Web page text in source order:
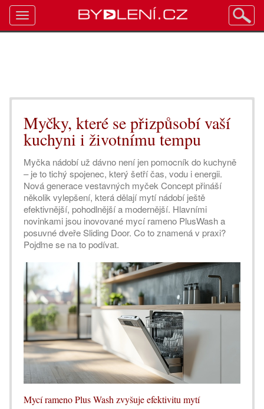
Myčky, které se přizpůsobí vaší
kuchyni i životnímu tempu
Myčka nádobí už dávno není jen pomocník do kuchyně
– je to tichý spojenec, který šetří čas, vodu i energii.
Nová generace vestavných myček Concept přináší
několik vylepšení, která dělají mytí nádobí ještě
efektivnější, pohodlnější a modernější. Hlavními
novinkami jsou inovované mycí rameno PlusWash a
posuvné dveře Sliding Door. Co to znamená v praxi?
Pojďme se na to podívat.
Mycí rameno Plus Wash zvyšuje efektivitu mytí
Toggle
navigation